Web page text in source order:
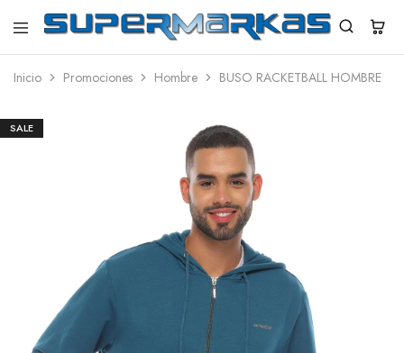
SuperMarkas
Ropa
con
Inicio Promociones Hombre BUSO RACKETBALL HOMBRE
SALE